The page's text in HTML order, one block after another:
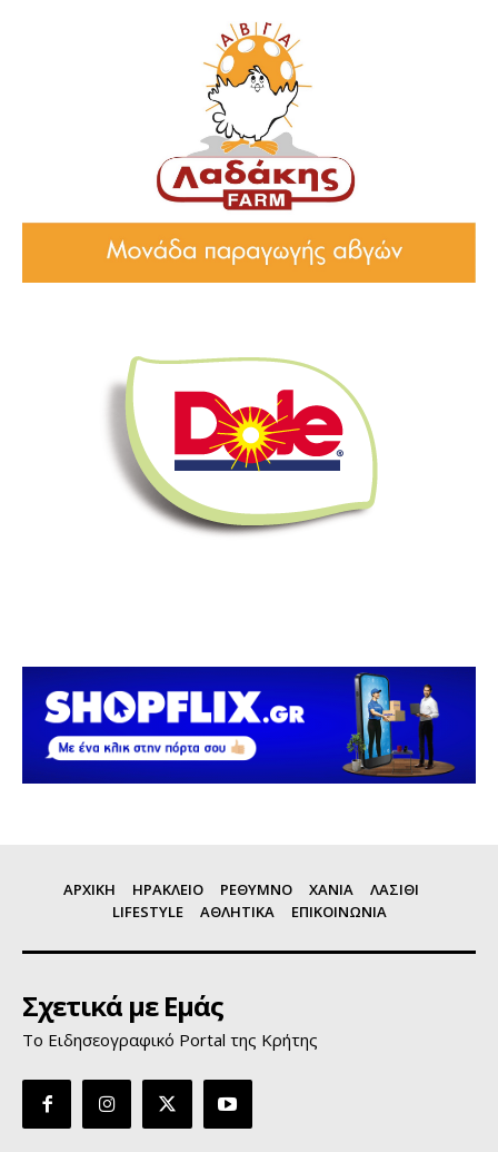
ΑΡΧΙΚΗ ΗΡΑΚΛΕΙΟ ΡΕΘΥΜΝΟ ΧΑΝΙΑ
ΛΑΣΙΘΙ
LIFESTYLE
ΑΘΛΗΤΙΚΑ ΕΠΙΚΟΙΝΩΝΙΑ
Σχετικά με Εμάς
Το Ειδησεογραφικό Portal της Κρήτης